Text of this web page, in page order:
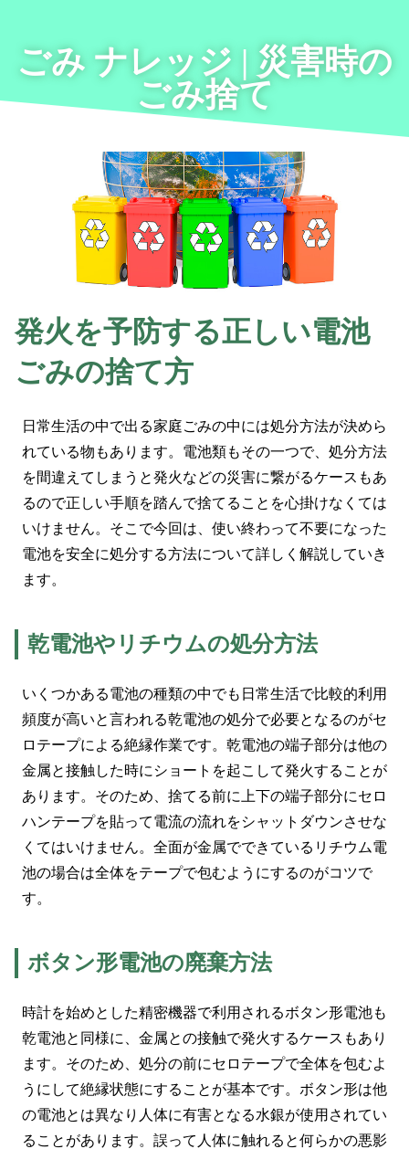
ごみ ナレッジ | 災害時の
ごみ捨て
発火を予防する正しい電池
ごみの捨て方
日常生活の中で出る家庭ごみの中には処分方法が決めら
れている物もあります。電池類もその一つで、処分方法
を間違えてしまうと発火などの災害に繋がるケースもあ
るので正しい手順を踏んで捨てることを心掛けなくては
いけません。そこで今回は、使い終わって不要になった
電池を安全に処分する方法について詳しく解説していき
ます。
乾電池やリチウムの処分方法
いくつかある電池の種類の中でも日常生活で比較的利用
頻度が高いと言われる乾電池の処分で必要となるのがセ
ロテープによる絶縁作業です。乾電池の端子部分は他の
金属と接触した時にショートを起こして発火することが
あります。そのため、捨てる前に上下の端子部分にセロ
ハンテープを貼って電流の流れをシャットダウンさせな
くてはいけません。全面が金属でできているリチウム電
池の場合は全体をテープで包むようにするのがコツで
す。
ボタン形電池の廃棄方法
時計を始めとした精密機器で利用されるボタン形電池も
乾電池と同様に、金属との接触で発火するケースもあり
ます。そのため、処分の前にセロテープで全体を包むよ
うにして絶縁状態にすることが基本です。ボタン形は他
の電池とは異なり人体に有害となる水銀が使用されてい
ることがあります。誤って人体に触れると何らかの悪影